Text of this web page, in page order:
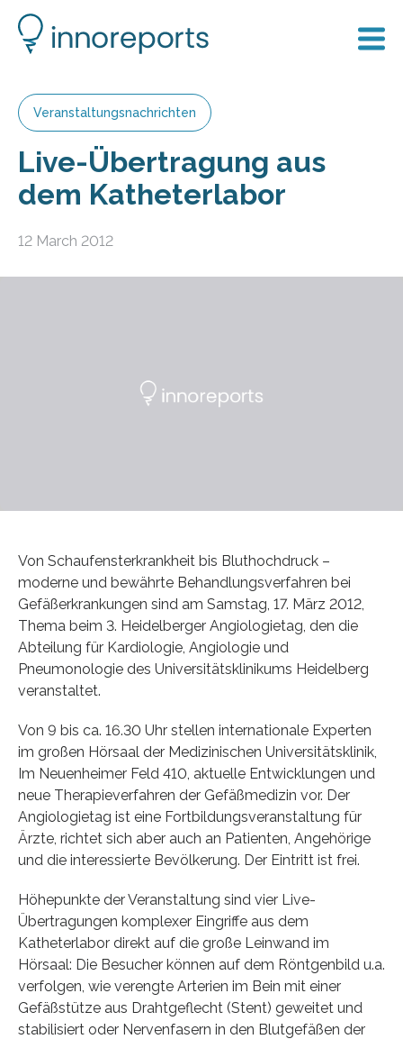
Veranstaltungsnachrichten
Live-Übertragung aus
dem Katheterlabor
12 March 2012
Von Schaufensterkrankheit bis Bluthochdruck –
moderne und bewährte Behandlungsverfahren bei
Gefäßerkrankungen sind am Samstag, 17. März 2012,
Thema beim 3. Heidelberger Angiologietag, den die
Abteilung für Kardiologie, Angiologie und
Pneumonologie des Universitätsklinikums Heidelberg
veranstaltet.
Von 9 bis ca. 16.30 Uhr stellen internationale Experten
im großen Hörsaal der Medizinischen Universitätsklinik,
Im Neuenheimer Feld 410, aktuelle Entwicklungen und
neue Therapieverfahren der Gefäßmedizin vor. Der
Angiologietag ist eine Fortbildungsveranstaltung für
Ärzte, richtet sich aber auch an Patienten, Angehörige
und die interessierte Bevölkerung. Der Eintritt ist frei.
Höhepunkte der Veranstaltung sind vier Live-
Übertragungen komplexer Eingriffe aus dem
Katheterlabor direkt auf die große Leinwand im
Hörsaal: Die Besucher können auf dem Röntgenbild u.a.
verfolgen, wie verengte Arterien im Bein mit einer
Gefäßstütze aus Drahtgeflecht (Stent) geweitet und
stabilisiert oder Nervenfasern in den Blutgefäßen der